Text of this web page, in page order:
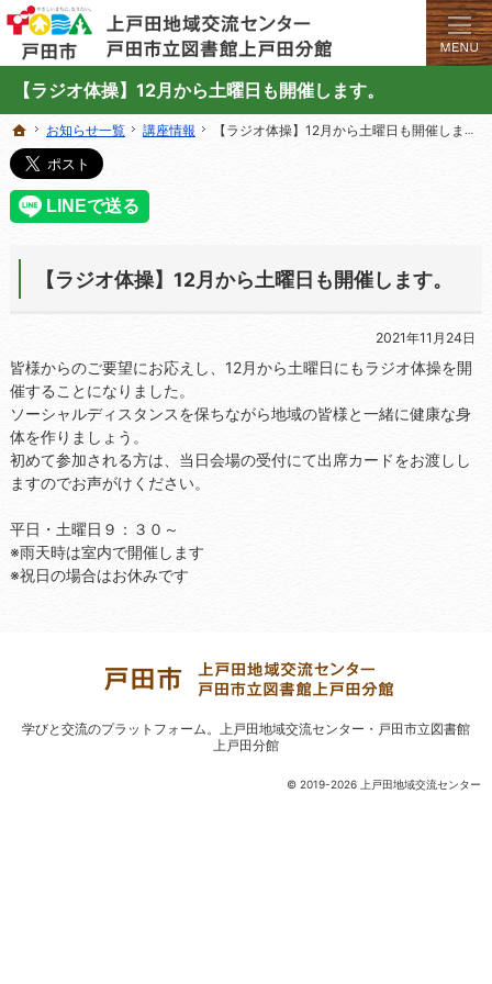
【ラジオ体操】12月から土曜日も開催します。
学びと交流のプラットフォーム。地域の講座や施設をご案内しています。
上戸田地域交流センターや戸田市立図書館上戸田分館の総合案内サイト
ホーム
お知らせ一覧 講座情報 【ラジオ体操】12月から土曜日も開催します。
【ラジオ体操】12月から土曜日も開催します。
2021年11月24日
皆様からのご要望にお応えし、12月から土曜日にもラジオ体操を開
催することになりました。
ソーシャルディスタンスを保ちながら地域の皆様と一緒に健康な身
体を作りましょう。
初めて参加される方は、当日会場の受付にて出席カードをお渡しし
ますのでお声がけください。
平日・土曜日９：３０～
※雨天時は室内で開催します
※祝日の場合はお休みです
ホーム
お知らせ一覧 講座情報 【ラジオ体操】12月から土曜日も開催します。
© 2019-2026 上戸田地域交流センター
学びと交流のプラットフォーム。
上戸田地域交流センター・戸田市立図書館
上戸田分館